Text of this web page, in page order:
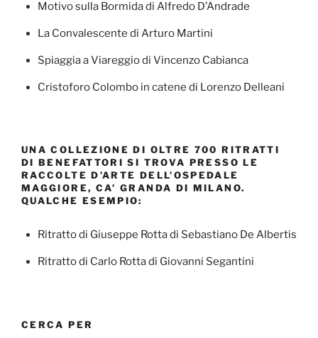
Motivo sulla Bormida di Alfredo D’Andrade
La Convalescente di Arturo Martini
Spiaggia a Viareggio di Vincenzo Cabianca
Cristoforo Colombo in catene di Lorenzo Delleani
UNA COLLEZIONE DI OLTRE 700 RITRATTI
DI BENEFATTORI SI TROVA PRESSO LE
RACCOLTE D’ARTE DELL’OSPEDALE
MAGGIORE, CA’ GRANDA DI MILANO.
QUALCHE ESEMPIO:
Ritratto di Giuseppe Rotta di Sebastiano De Albertis
Ritratto di Carlo Rotta di Giovanni Segantini
CERCA PER